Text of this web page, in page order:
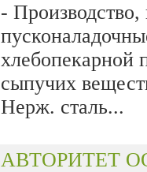
- Производство,
хлебопекарной
сыпучих
Нерж. сталь...
АВТОРИТЕТ